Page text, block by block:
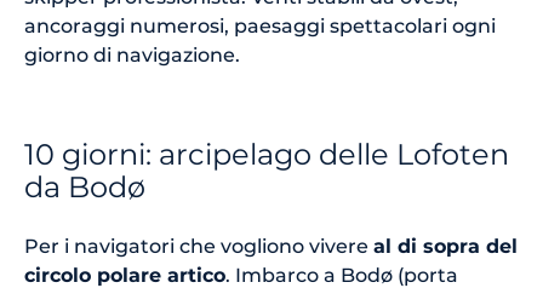
ancoraggi numerosi, paesaggi spettacolari ogni
giorno di navigazione.
10 giorni: arcipelago delle Lofoten
da Bodø
Per i navigatori che vogliono vivere al di sopra del
circolo polare artico. Imbarco a Bodø (porta